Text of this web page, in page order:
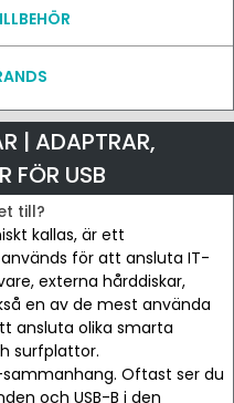
| ADAPTRAR,
FÖR USB
till?
kallas, är ett
för att ansluta IT-
externa hårddiskar,
en av de mest använda
ansluta olika smarta
surfplattor.
sammanhang. Oftast ser du
och USB-B i den